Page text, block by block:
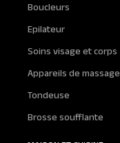
Boucleurs
Epilateur
Soins visage et corps
Appareils de massage
Tondeuse
Brosse soufflante